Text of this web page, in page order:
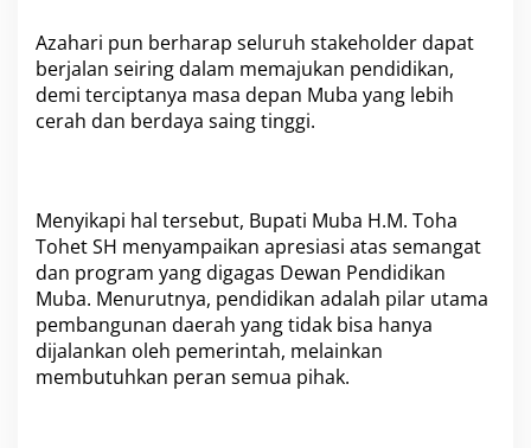
Azahari pun berharap seluruh stakeholder dapat
berjalan seiring dalam memajukan pendidikan,
demi terciptanya masa depan Muba yang lebih
cerah dan berdaya saing tinggi.
Menyikapi hal tersebut, Bupati Muba H.M. Toha
Tohet SH menyampaikan apresiasi atas semangat
dan program yang digagas Dewan Pendidikan
Muba. Menurutnya, pendidikan adalah pilar utama
pembangunan daerah yang tidak bisa hanya
dijalankan oleh pemerintah, melainkan
membutuhkan peran semua pihak.